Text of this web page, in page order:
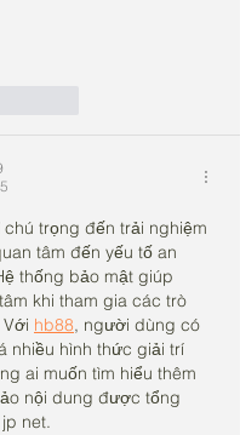
chú trọng đến trải nghiệm
tâm đến yếu tố an
thống bảo mật giúp
khi tham gia các trò
hb88, người dùng có
nhiều hình thức giải trí
ai muốn tìm hiểu thêm
nội dung được tổng
net.